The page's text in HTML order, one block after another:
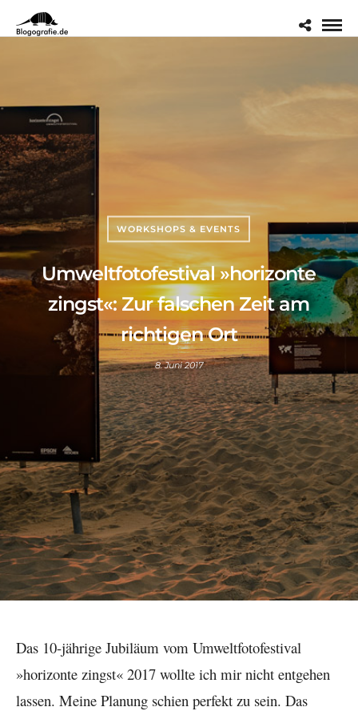
WORKSHOPS & EVENTS
Umweltfotofestival »horizonte
zingst«: Zur falschen Zeit am
richtigen Ort
8. Juni 2017
Das 10-jährige Jubiläum vom Umweltfotofestival
»horizonte zingst« 2017 wollte ich mir nicht entgehen
lassen. Meine Planung schien perfekt zu sein. Das